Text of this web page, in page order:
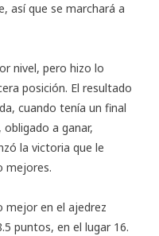
así que se marchará a
nivel, pero hizo lo
posición. El resultado
cuando tenía un final
a ganar,
la victoria que le
mejores.
mejor en el ajedrez
puntos, en el lugar 16.